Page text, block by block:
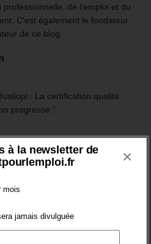
à la newsletter de
mois
jamais divulguée
×
professionnelle, de l’emploi et du
C'est également le fondateur
de ce blog.
: La certification qualité
progresse.”
pas visible Required fields are